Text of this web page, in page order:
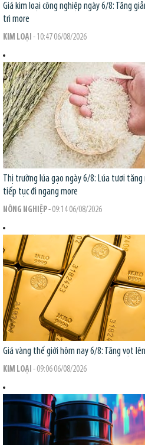
Giá kim loại công nghiệp ngày 6/8: Tăng
trì more
KIM LOẠI - 10:47 06/08/2026
Thị trường lúa gạo ngày 6/8: Lúa tươi
tiếp tục đi ngang more
NÔNG NGHIỆP- 09:14 06/08/2026
Giá vàng thế giới hôm nay 6/8: Tăng vọt
KIM LOẠI - 09:06 06/08/2026